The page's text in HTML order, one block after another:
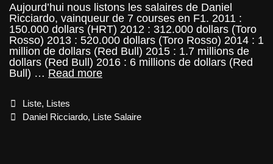
Aujourd’hui nous listons les salaires de Daniel
Ricciardo, vainqueur de 7 courses en F1. 2011 :
150.000 dollars (HRT) 2012 : 312.000 dollars (Toro
Rosso) 2013 : 520.000 dollars (Toro Rosso) 2014 : 1
million de dollars (Red Bull) 2015 : 1.7 millions de
dollars (Red Bull) 2016 : 6 millions de dollars (Red
Bull) … Read moreSalaires
Categories
Liste, Listes
Tags
Daniel Ricciardo, Liste Salaire